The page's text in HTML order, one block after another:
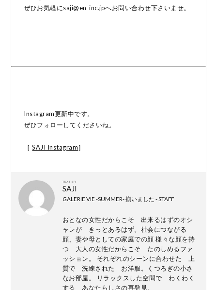
ぜひお気軽にsaji@en-inc.jpへお問い合わせ下さいませ。
Instagram更新中です。
ぜひフォローしてくださいね。
［SAJI Instagram］
TEXT BY
SAJI
GALERIE VIE -SUMMER- 揃いました - STAFF
おとなの女性だからこそ 出来るはずのオシ
ャレが きっとあるはず。社会につながる
顔、妻や母としての家庭での顔 様々な顔を持
つ 大人の女性だからこそ たのしめるファ
ッション。 それぞれのシーンに合わせた 上
質で 洗練された お洋服。くつろぎの小さ
なお部屋。 リラックスした空間で わくわく
する あなたらしさの再発見。